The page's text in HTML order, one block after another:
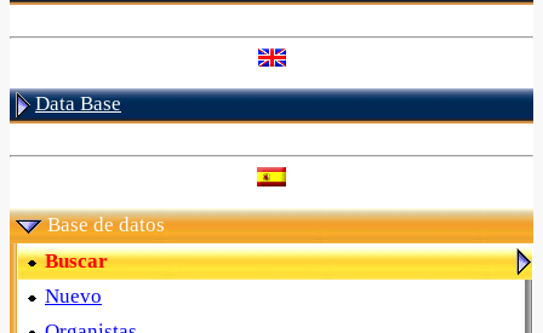
Data Base
Base de datos
Buscar
Nuevo